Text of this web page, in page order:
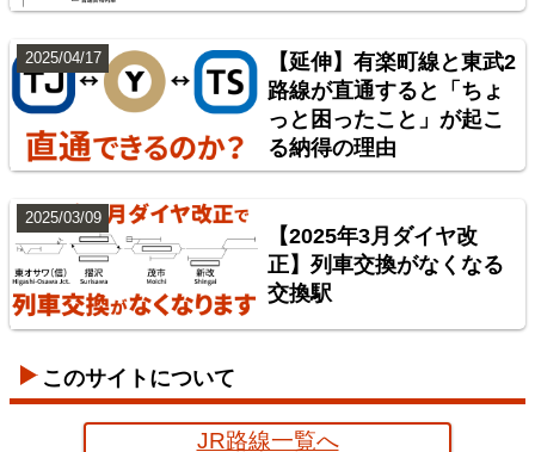
神奈川臨海鉄道配線略図 増補版
楽天市場 書泉 BOOTH
【延伸】有楽町線と東武2
路線が直通すると「ちょ
っと困ったこと」が起こ
る納得の理由
2025/04/17
【2025年3月ダイヤ改
正】列車交換がなくなる
交換駅
2025/03/09
このサイトについて
JR路線一覧へ